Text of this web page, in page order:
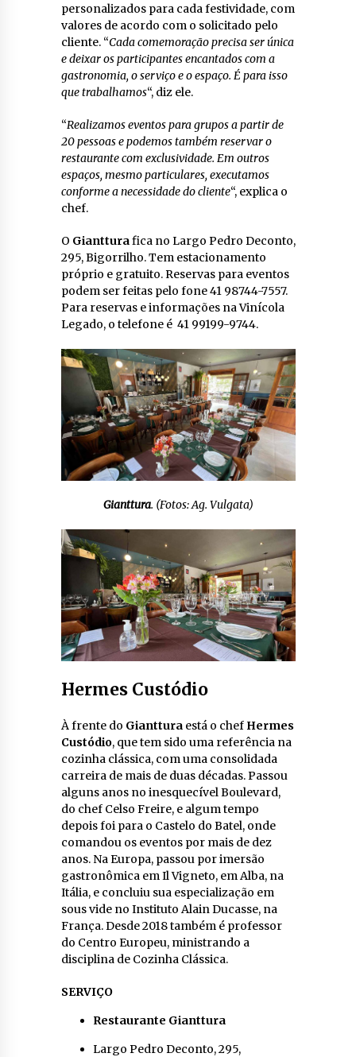
personalizados para cada festividade, com
valores de acordo com o solicitado pelo
cliente. “Cada comemoração precisa ser única
e deixar os participantes encantados com a
gastronomia, o serviço e o espaço. É para isso
que trabalhamos“, diz ele.
“Realizamos eventos para grupos a partir de
20 pessoas e podemos também reservar o
restaurante com exclusividade. Em outros
espaços, mesmo particulares, executamos
conforme a necessidade do cliente“, explica o
chef.
O Giantturafica no Largo Pedro Deconto,
295, Bigorrilho. Tem estacionamento
próprio e gratuito. Reservas para eventos
podem ser feitas pelo fone 41 98744-7557.
Para reservas e informações na Vinícola
Legado, o telefone é 41 99199-9744.
Gianttura. (Fotos: Ag. Vulgata)
Hermes Custódio
À frente do Giantturaestá o chef Hermes
Custódio, que tem sido uma referência na
cozinha clássica, com uma consolidada
carreira de mais de duas décadas. Passou
alguns anos no inesquecível Boulevard,
do chef Celso Freire, e algum tempo
depois foi para o Castelo do Batel, onde
comandou os eventos por mais de dez
anos. Na Europa, passou por imersão
gastronômica em Il Vigneto, em Alba, na
Itália, e concluiu sua especialização em
sous vide no Instituto Alain Ducasse, na
França. Desde 2018 também é professor
do Centro Europeu, ministrando a
disciplina de Cozinha Clássica.
SERVIÇO
Restaurante Gianttura
Largo Pedro Deconto, 295,